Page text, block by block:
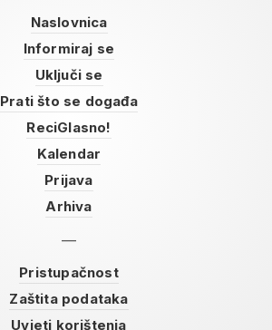
Naslovnica
Informiraj se
Uključi se
Prati što se događa
ReciGlasno!
Kalendar
Prijava
Arhiva
Pristupačnost
Zaštita podataka
Uvjeti korištenja